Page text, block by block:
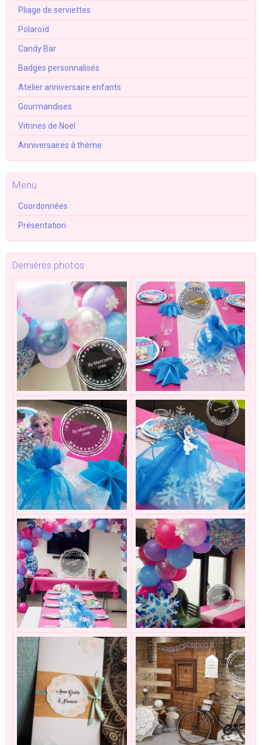
Pliage de serviettes
Polaroïd
Candy Bar
Badges personnalisés
Atelier anniversaire enfants
Gourmandises
Vitrines de Noël
Anniversaires à thème
Menu
Coordonnées
Présentation
Dernières photos